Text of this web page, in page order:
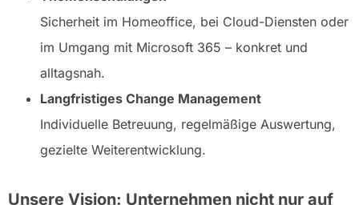
Sicherheit im Homeoffice, bei Cloud-Diensten oder
im Umgang mit Microsoft 365 – konkret und
alltagsnah.
Langfristiges Change Management
Individuelle Betreuung, regelmäßige Auswertung,
gezielte Weiterentwicklung.
Unsere Vision: Unternehmen nicht nur auf